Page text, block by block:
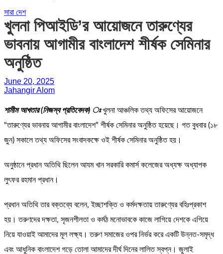
সারা দেশ
খুলনা পিআইডি’র আয়োজনে তারুণ্যের
ভাবনায় আগামীর বাংলাদেশ শীর্ষক সেমিনার
অনুষ্ঠিত
June 20, 2025
Jahangir Alom
শামীম আখতার (নিজস্ব প্রতিবেদক) ঃখুলনা আঞ্চলিক তথ্য অফিসের আয়োজনে
“তারুণ্যের ভাবনায় আগামীর বাংলাদেশ” শীর্ষক সেমিনার অনুষ্ঠিত হয়েছে। গত বুধবার (১৮
জুন) সকালে তথ্য অফিসের সংবাদকক্ষে ওই শীর্ষক সেমিনার অনুষ্ঠিত হয়।
অনুষ্ঠানে প্রধান অতিথি ছিলেন আযম খান সরকারি কমার্স কলেজের অধ্যক্ষ অধ্যাপক
লুৎফর রহমান প্রধান।
প্রধান অতিথি তার বক্তব্যে বলেন, ইচ্ছাশক্তি ও কর্মদক্ষতায় তারুণ্যের বহিঃপ্রকাশ
হয়। তরুণদের দক্ষতা, সৃজনশীলতা ও কর্মঠ মনোভাবকে কাজে লাগিয়ে দেশকে এগিয়ে
নিয়ে যাওয়াই আমাদের মূল লক্ষ্য। তরুণ সমাজের ওপর নির্ভর করে একটি উন্নত-সমৃদ্ধ
এবং আধুনিক বাংলাদেশ গড়ে তোলা আমাদের দীর্ঘ দিনের লালিত স্বপ্ন। জুলাই